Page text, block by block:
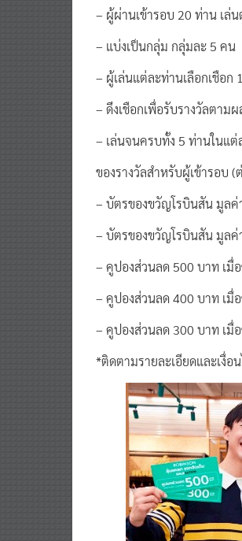
– ผู้ผ่านเข้ารอบ 20 ท่าน เล่
– แบ่งเป็นกลุ่ม กลุ่มละ 5 คน
– ผู้เล่นแต่ละท่านเลือกเชือก
– ดึงเชือกเพื่อรับรางวัลตาม
– เล่นจนครบทั้ง 5 ท่านในแต่
ของรางวัลสำหรับผู้เข้ารอบ (
– บัตรของขวัญโรบินสัน มูลค่
– บัตรของขวัญโรบินสัน มูลค่
– คูปองส่วนลด 500 บาท เมื่
– คูปองส่วนลด 400 บาท เมื่
– คูปองส่วนลด 300 บาท เมื่
*ติดตามรายละเอียดและเงื่อ